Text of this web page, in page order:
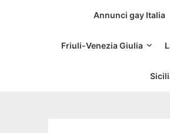
Annunci gay Italia
Friuli-Venezia Giulia